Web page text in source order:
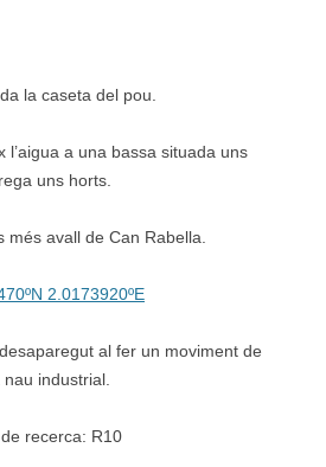
la caseta del pou.
l’aigua a una bassa situada uns
uns horts.
avall de Can Rabella.
2.0173920ºE
al fer un moviment de
industrial.
recerca: R10